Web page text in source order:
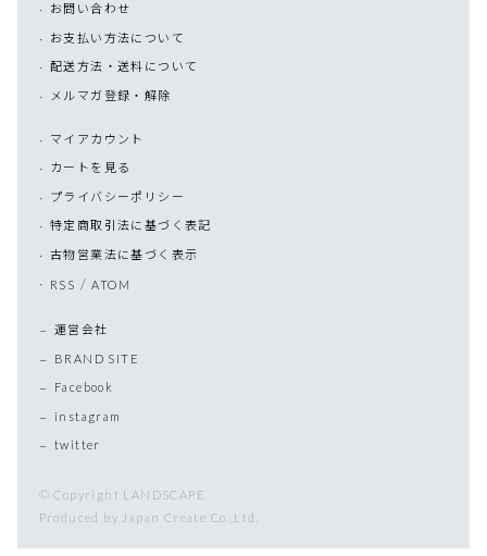
お問い合わせ
お支払い方法について
配送方法・送料について
メルマガ登録・解除
マイアカウント
カートを見る
プライバシーポリシー
特定商取引法に基づく表記
古物営業法に基づく表示
RSS /ATOM
運営会社
BRAND SITE
Facebook
instagram
twitter
© Copyright LANDSCAPE
Produced by Japan Create Co.,Ltd.